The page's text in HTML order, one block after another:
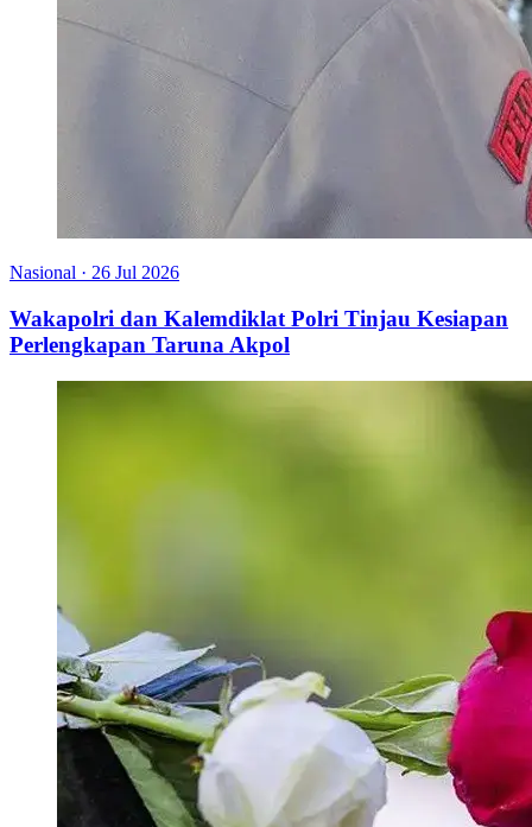
Nasional · 26 Jul 2026
Wakapolri dan Kalemdiklat Polri Tinjau Kesiapan
Perlengkapan Taruna Akpol